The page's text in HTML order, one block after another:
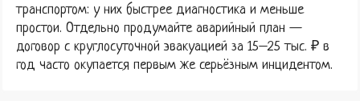
транспортом: у них быстрее диагностика и меньше
простои. Отдельно продумайте аварийный план —
договор с круглосуточной эвакуацией за 15–25 тыс. ₽ в
год часто окупается первым же серьёзным инцидентом.